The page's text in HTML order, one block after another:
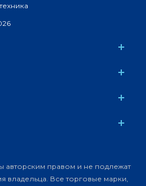
авторским правом и не подлежат
владельца. Все торговые марки,